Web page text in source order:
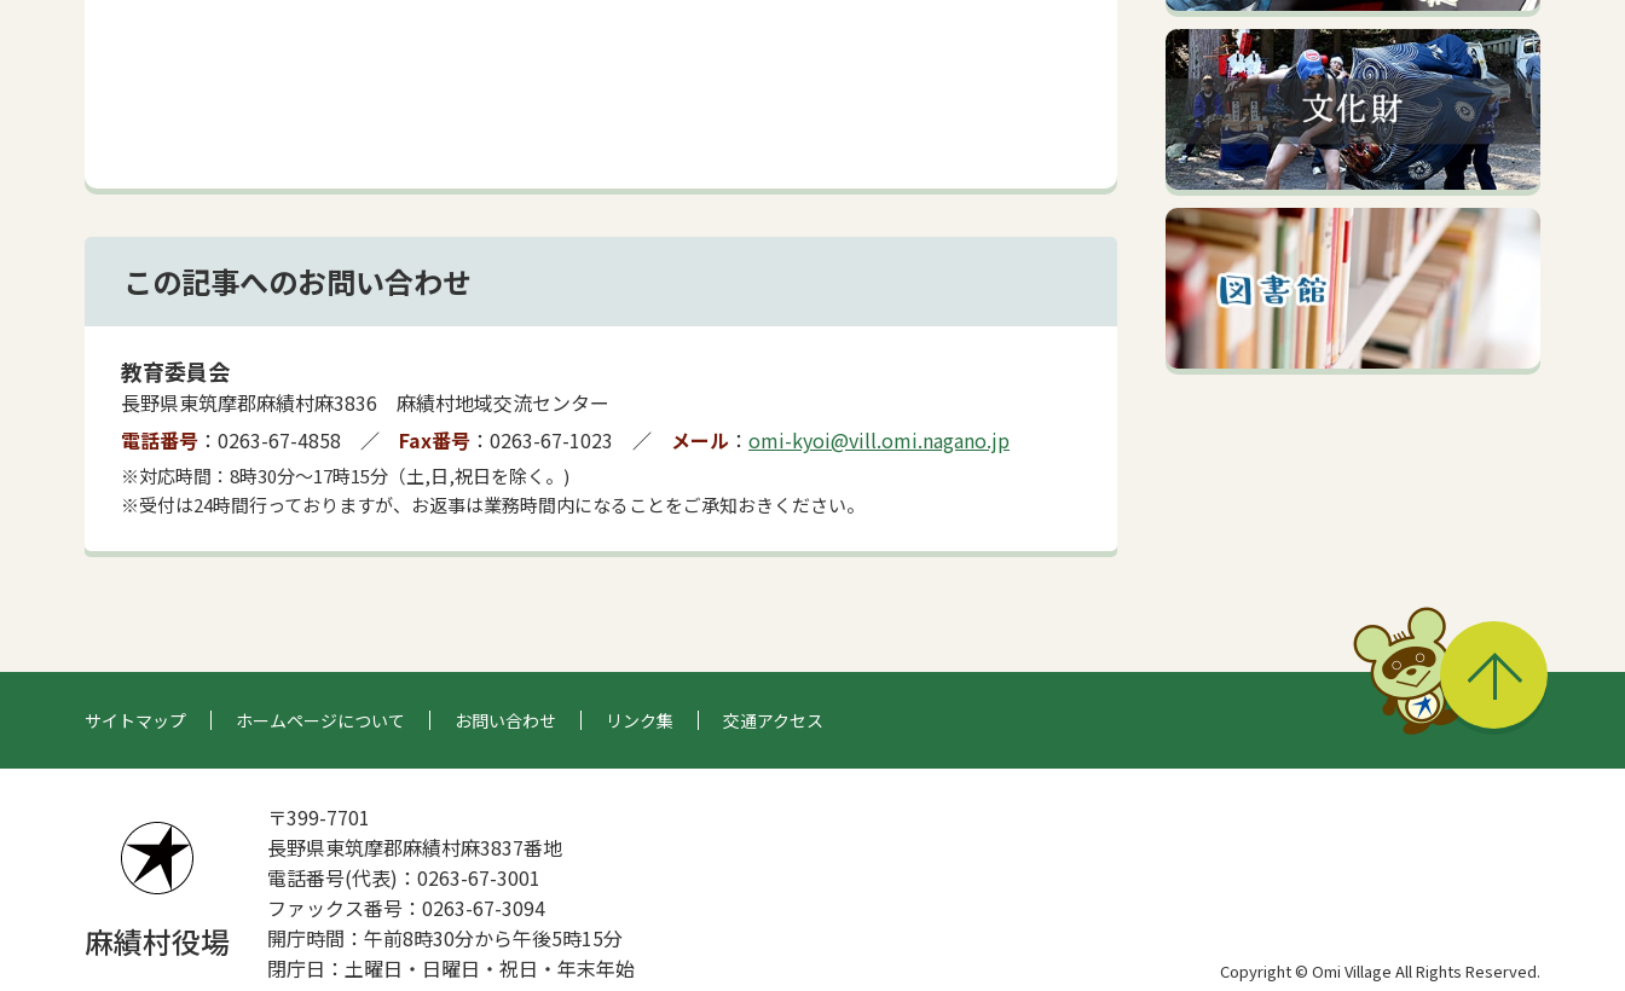
この記事へのお問い合わせ
教育委員会
長野県東筑摩郡麻績村麻3836 麻績村地域交流センター
電話番号
0263-67-4858 Fax番号 0263-67-1023 メール omi-kyoi@vill.omi.nagano.jp
※対応時間：8時30分～17時15分（土,日,祝日を除く。)
※受付は24時間行っておりますが、お返事は業務時間内になることをご承知おきください。
サイトマップ ホームページについて お問い合わせ リンク集 交通アクセス
麻績村役場
〒399-7701
長野県東筑摩郡麻績村麻3837番地
電話番号(代表)：0263-67-3001
ファックス番号：0263-67-3094
開庁時間：午前8時30分から午後5時15分
閉庁日：土曜日・日曜日・祝日・年末年始
Copyright © Omi Village All Rights Reserved.